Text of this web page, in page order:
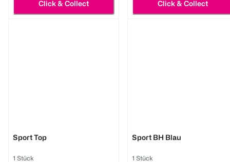
Click & Collect Click & Collect
Sport Top
1 Stück
Sport BH Blau
1 Stück